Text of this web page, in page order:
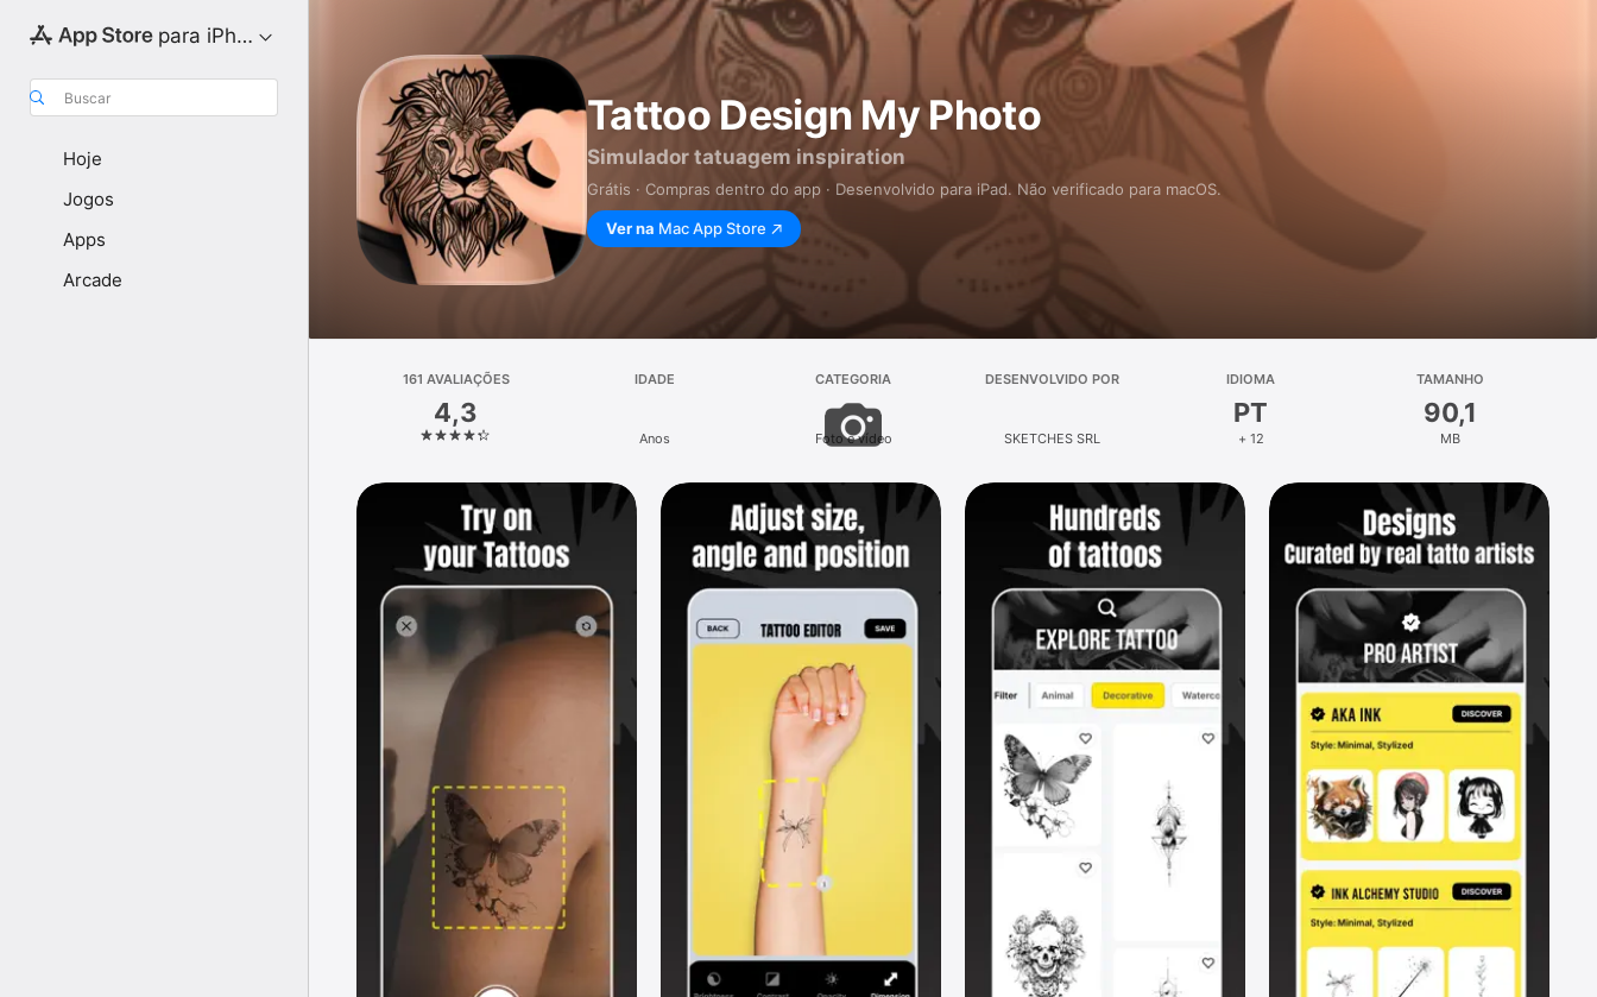
para iPhone
Buscar
Hoje
Jogos
Apps
Arcade
Tattoo Design My Photo
Simulador tatuagem inspiration
Grátis · Compras dentro do app · Desenvolvido para iPad. Não verificado para macOS.
Ver na Mac App Store
161 AVALIAÇÕES
4,3
IDADE
Anos
CATEGORIA
Foto e vídeo
DESENVOLVIDO POR
SKETCHES SRL
IDIOMA
PT
+ 12
TAMANHO
90,1
MB